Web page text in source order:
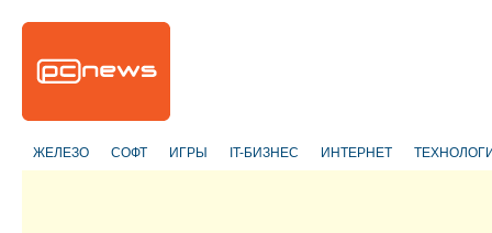
ЖЕЛЕЗО СОФТ ИГРЫ IT-БИЗНЕС ИНТЕРНЕТ